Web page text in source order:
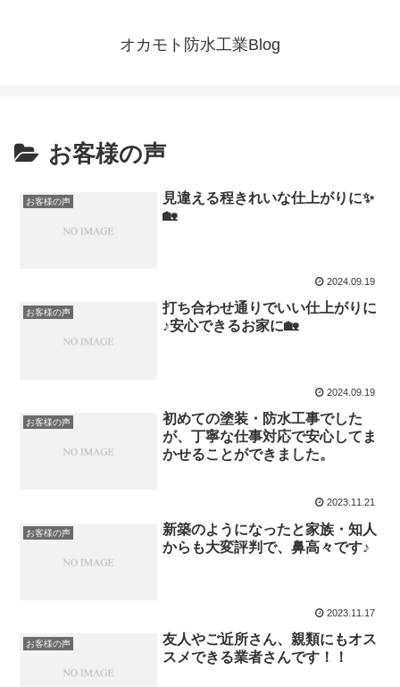
オカモト防水工業Blog
お客様の声
お客様の声
見違える程きれいな仕上がりに✨
🏡
2024.09.19
お客様の声
打ち合わせ通りでいい仕上がりに
♪安心できるお家に🏡
2024.09.19
お客様の声
初めての塗装・防水工事でした
が、丁寧な仕事対応で安心してま
かせることができました。
2023.11.21
お客様の声
新築のようになったと家族・知人
からも大変評判で、鼻高々です♪
2023.11.17
お客様の声
友人やご近所さん、親類にもオス
スメできる業者さんです！！